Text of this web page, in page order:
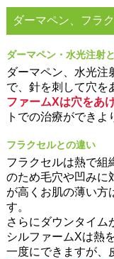
ダーマペン、フラ
ダーマペン・水光注射
ダーマペン、水光注
で、針を刺して穴を
ファームXは穴をあ
トでの治療ができよ
フラクセルとの違い
フラクセルは熱で組
のため毛穴や凹みに
が高くお肌の薄い方
す。
さらにダウンタイム
シルファームXは熱
一度にできますが、